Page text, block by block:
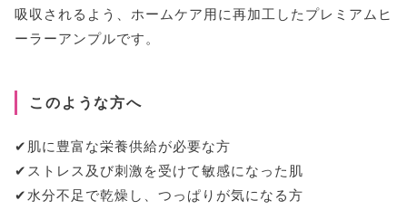
吸収されるよう、ホームケア用に再加工したプレミアムヒ
ーラーアンプルです。
このような方へ
✔︎肌に豊富な栄養供給が必要な方
✔︎ストレス及び刺激を受けて敏感になった肌
✔︎水分不足で乾燥し、つっぱりが気になる方